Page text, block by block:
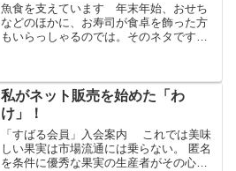
魚食を支えています 年末年始、おせち
などのほかに、お寿司が食卓を飾った方
もいらっしゃるのでは。そのネタです
集。国内外の現状や、魚...
私がネット販売を始めた「わ
け」！
「すばる会員」入会案内 これでは美味
しい果実は市場流通には乗らない。 匿名
を条件に優秀な果実の生産者がその心う